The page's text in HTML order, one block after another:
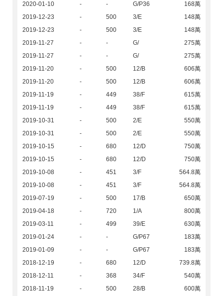
2020-01-10
- - G/P36
168萬
2019-12-23
- 500 3/E
148萬
2019-12-23
- 500 3/E
148萬
2019-11-27
- - G/
275萬
2019-11-27
- - G/
275萬
2019-11-20
- 500 12/B
606萬
2019-11-20
- 500 12/B
606萬
2019-11-19
- 449 38/F
615萬
2019-11-19
- 449 38/F
615萬
2019-10-31
- 500 2/E
550萬
2019-10-31
- 500 2/E
550萬
2019-10-15
- 680 12/D
750萬
2019-10-15
- 680 12/D
750萬
2019-10-08
- 451 3/F
564.8萬
2019-10-08
- 451 3/F
564.8萬
2019-07-19
- 500 17/B
650萬
2019-04-18
- 720 1/A
800萬
2019-03-11
- 499 39/E
630萬
2019-01-24
- - G/P67
183萬
2019-01-09
- - G/P67
183萬
2018-12-19
- 680 12/D
739.8萬
2018-12-11
- 368 34/F
540萬
2018-11-19
- 500 28/B
600萬